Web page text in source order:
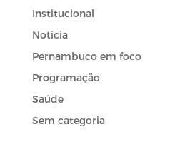
Institucional
Noticia
Pernambuco em foco
Programação
Saúde
Sem categoria